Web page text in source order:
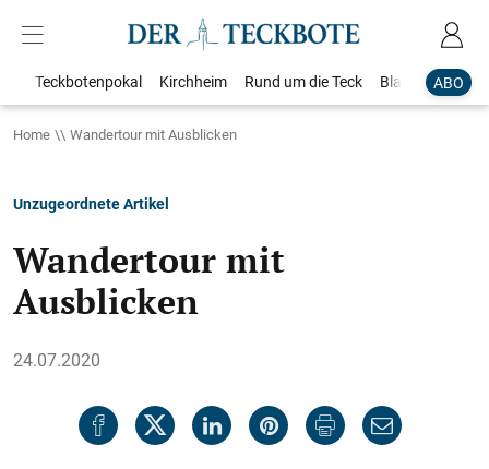
ABO
Teckbotenpokal Kirchheim Rund um die Teck Blaulicht
Home Wandertour mit Ausblicken
Unzugeordnete Artikel
Wandertour mit
Ausblicken
24.07.2020